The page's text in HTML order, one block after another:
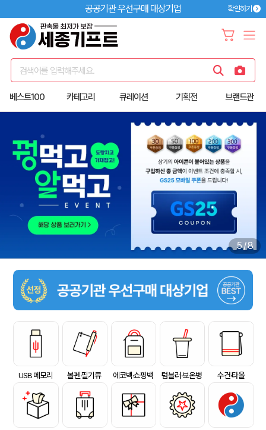
공공기관 우선구매 대상기업 확인하기
검색어를 입력해주세요.
베스트100 카테고리 큐레이션 기획전 브랜드관
5/8
USB 메모리 볼펜·필기류 에코백·쇼핑백 텀블러·보온병 수건·타올